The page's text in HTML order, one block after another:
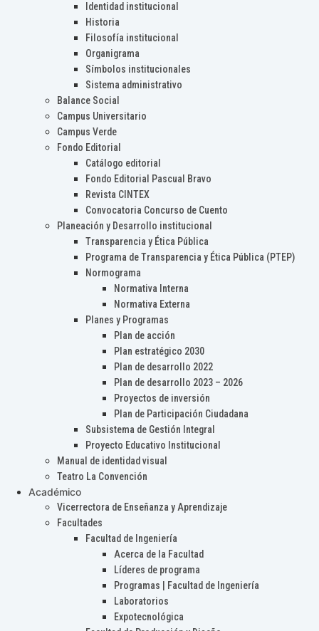
Identidad institucional
Historia
Filosofía institucional
Organigrama
Símbolos institucionales
Sistema administrativo
Balance Social
Campus Universitario
Campus Verde
Fondo Editorial
Catálogo editorial
Fondo Editorial Pascual Bravo
Revista CINTEX
Convocatoria Concurso de Cuento
Planeación y Desarrollo institucional
Transparencia y Ética Pública
Programa de Transparencia y Ética Pública (PTEP)
Normograma
Normativa Interna
Normativa Externa
Planes y Programas
Plan de acción
Plan estratégico 2030
Plan de desarrollo 2022
Plan de desarrollo 2023 – 2026
Proyectos de inversión
Plan de Participación Ciudadana
Subsistema de Gestión Integral
Proyecto Educativo Institucional
Manual de identidad visual
Teatro La Convención
Académico
Vicerrectora de Enseñanza y Aprendizaje
Facultades
Facultad de Ingeniería
Acerca de la Facultad
Líderes de programa
Programas | Facultad de Ingeniería
Laboratorios
Expotecnológica